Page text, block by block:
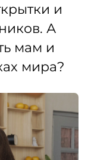
и
А
мам и
мира?